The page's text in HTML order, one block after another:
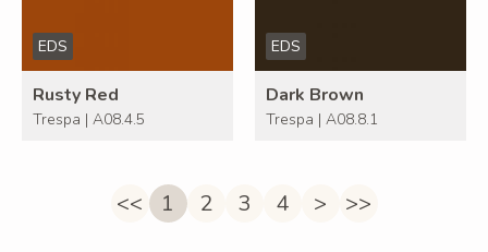
EDS
Rusty Red
Trespa | A08.4.5
EDS
Dark Brown
Trespa | A08.8.1
<< 1 2 3 4 > >>